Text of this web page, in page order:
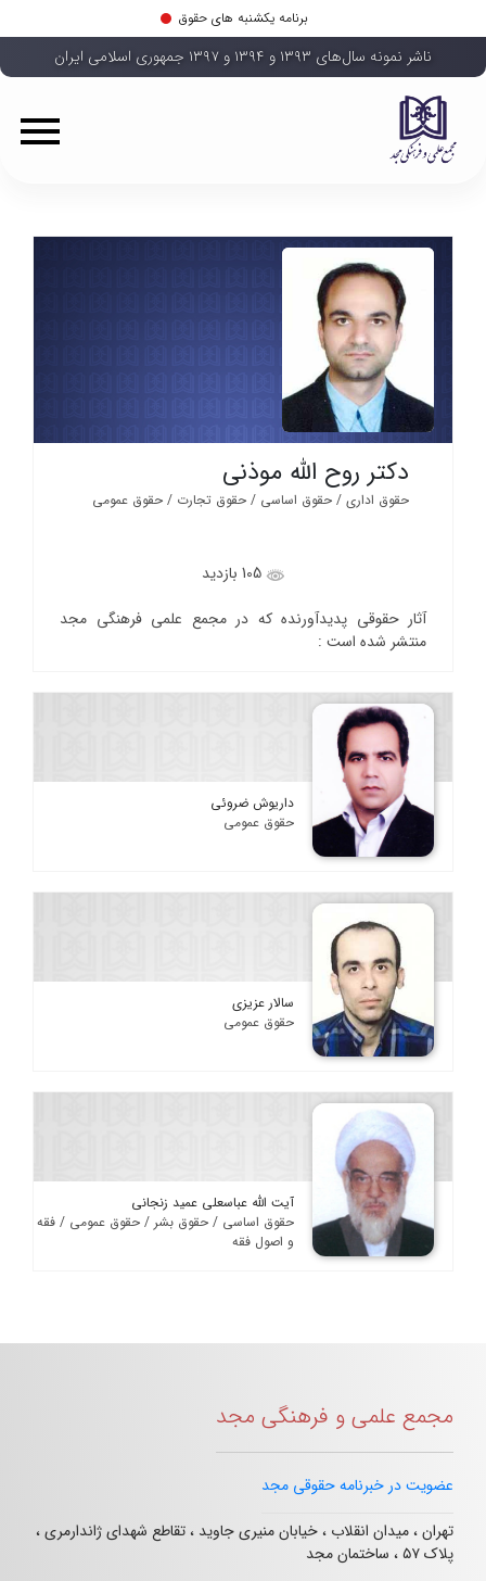
برنامه یکشنبه های حقوق
ناشر نمونه سال‌های ۱۳۹۳ و ۱۳۹۴ و ۱۳۹۷ جمهوری اسلامی ایران
دکتر روح الله موذنی
حقوق اداری / حقوق اساسی / حقوق تجارت / حقوق عمومی
105 بازدید
آثار حقوقی پدیدآورنده که در مجمع علمی فرهنگی مجد
منتشر شده است :
داریوش ضروئی
حقوق عمومی
سالار عزیزی
حقوق عمومی
آیت الله عباسعلی عمید زنجانی
حقوق اساسی / حقوق بشر / حقوق عمومی / فقه
و اصول فقه
مجمع علمی و فرهنگی مجد
عضویت در خبرنامه حقوقی مجد
تهران ، میدان انقلاب ، خیابان منیری جاوید ، تقاطع شهدای ژاندارمری ،
پلاک ۵۷ ، ساختمان مجد